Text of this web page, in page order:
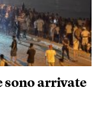
sono arrivate